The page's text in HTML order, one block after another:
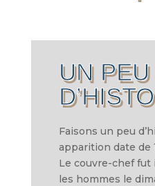
UN PEU
Faisons un peu
apparition date de
Le couvre-chef fut
les hommes le